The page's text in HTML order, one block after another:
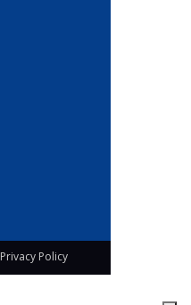
Privacy Policy